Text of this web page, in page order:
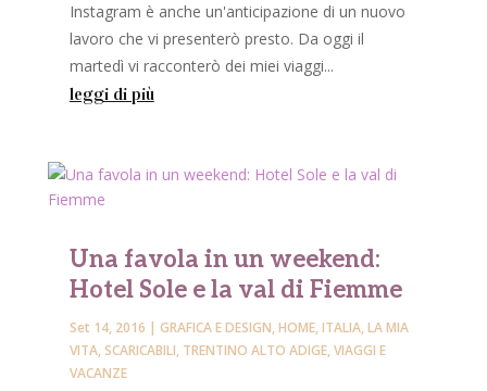
Instagram è anche un'anticipazione di un nuovo
lavoro che vi presenterò presto. Da oggi il
martedì vi racconterò dei miei viaggi...
leggi di più
Una favola in un weekend:
Hotel Sole e la val di Fiemme
Set 14, 2016 | GRAFICA E DESIGN,HOME,ITALIA,LA MIA
VITA,SCARICABILI, TRENTINO ALTO ADIGE,VIAGGI E
VACANZE